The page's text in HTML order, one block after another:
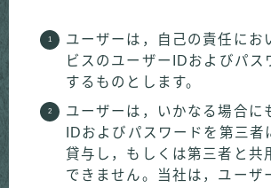
ユーザーは，自己の責任にお
ビスのユーザーIDおよびパス
するものとします。
ユーザーは，いかなる場合に
IDおよびパスワードを第三者
貸与し，もしくは第三者と共
できません。当社は，ユーザ